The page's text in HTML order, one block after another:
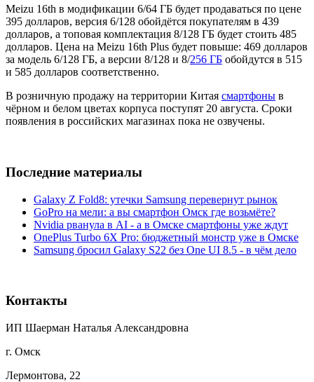
Meizu 16th в модификации 6/64 ГБ будет продаваться по цене
395 долларов, версия 6/128 обойдётся покупателям в 439
долларов, а топовая комплектация 8/128 ГБ будет стоить 485
долларов. Цена на Meizu 16th Plus будет повыше: 469 долларов
за модель 6/128 ГБ, а версии 8/128 и 8/256 ГБ обойдутся в 515
и 585 долларов соответственно.
В розничную продажу на территории Китая смартфоны в
чёрном и белом цветах корпуса поступят 20 августа. Сроки
появления в российских магазинах пока не озвучены.
Последние материалы
Galaxy Z Fold8: утечки Samsung перевернут рынок
GoPro на мели: а вы смартфон Омск где возьмёте?
Nvidia рванула в AI - а в Омске смартфоны уже ждут
OnePlus Turbo 6X Pro: бюджетный монстр уже в Омске
Samsung бросил Galaxy S22 без One UI 8.5 - в чём дело
Контакты
ИП Шаерман Наталья Александровна
г. Омск
Лермонтова, 22